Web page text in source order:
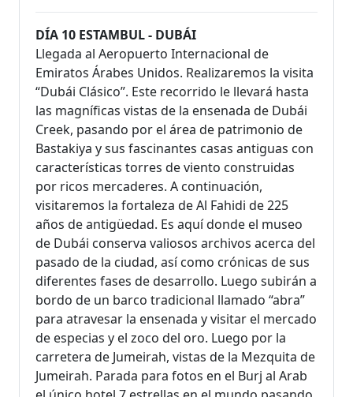
DÍA 10 ESTAMBUL - DUBÁI
Llegada al Aeropuerto Internacional de
Emiratos Árabes Unidos. Realizaremos la visita
“Dubái Clásico”. Este recorrido le llevará hasta
las magníficas vistas de la ensenada de Dubái
Creek, pasando por el área de patrimonio de
Bastakiya y sus fascinantes casas antiguas con
características torres de viento construidas
por ricos mercaderes. A continuación,
visitaremos la fortaleza de Al Fahidi de 225
años de antigüedad. Es aquí donde el museo
de Dubái conserva valiosos archivos acerca del
pasado de la ciudad, así como crónicas de sus
diferentes fases de desarrollo. Luego subirán a
bordo de un barco tradicional llamado “abra”
para atravesar la ensenada y visitar el mercado
de especias y el zoco del oro. Luego por la
carretera de Jumeirah, vistas de la Mezquita de
Jumeirah. Parada para fotos en el Burj al Arab